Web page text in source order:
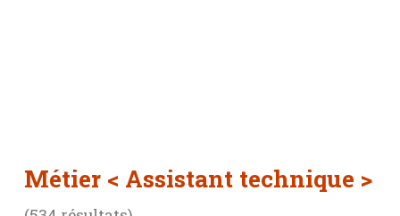
Métier < Assistant technique >